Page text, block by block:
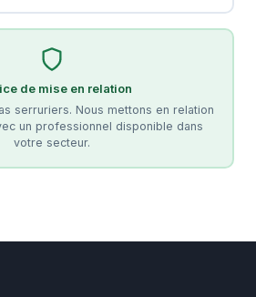
de mise en relation
serruriers. Nous mettons en relation
un professionnel disponible dans
votre secteur.